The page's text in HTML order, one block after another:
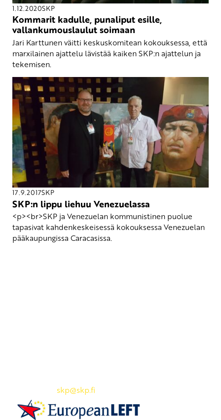
1.12.2020SKP
Kommarit kadulle, punaliput esille,
vallankumouslaulut soimaan
Jari Karttunen väitti keskuskomitean kokouksessa, että
marxilainen ajattelu lävistää kaiken SKP:n ajattelun ja
tekemisen.
17.9.2017SKP
SKP:n lippu liehuu Venezuelassa
<p><br>SKP ja Venezuelan kommunistinen puolue
tapasivat kahdenkeskeisessä kokouksessa Venezuelan
pääkaupungissa Caracasissa.
skp@skp.fi